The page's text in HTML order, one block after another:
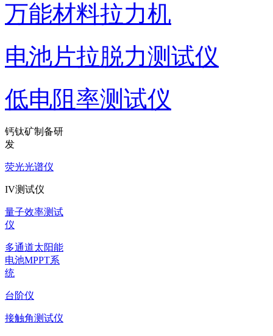
万能材料拉力机
电池片拉脱力测试仪
低电阻率测试仪
钙钛矿制备研
发
荧光光谱仪
IV测试仪
量子效率测试
仪
多通道太阳能
电池MPPT系
统
台阶仪
接触角测试仪